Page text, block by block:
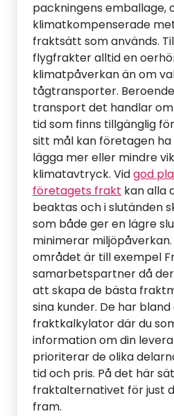
packningens emballage,
klimatkompenserade
fraktsätt som används.
flygfrakter alltid en
klimatpåverkan än om
tågtransporter.
transport det handlar
tid som finns tillgänglig
sitt mål kan företagen
lägga mer eller mindre
klimatavtryck. Vidgod
företagets frakt kan alla
beaktas och i slutänden
som både ger en lägre
minimerar
området är till exempel
samarbetspartner då
att skapa de bästa
sina kunder. De har
fraktkalkylator där du
information om din
prioriterar de olika
tid och pris. På det här
fraktalternativet för just
fram.